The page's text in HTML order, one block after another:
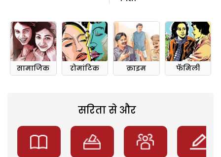
सामाजिक रोमांटिक क्राइम फॅमिली
सरिता से और